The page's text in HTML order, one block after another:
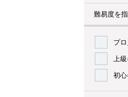
難易度を
プ
上
初